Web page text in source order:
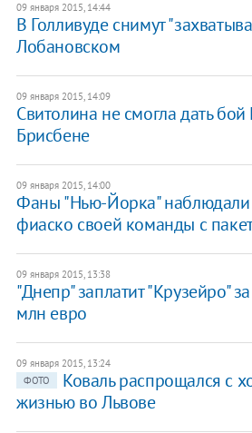
09 января 2015, 14:44
В Голливуде снимут
Лобановском
09 января 2015, 14:09
Свитолина не смогла дать
Брисбене
09 января 2015, 14:00
Фаны "Нью-Йорка"
фиаско своей команды с
09 января 2015, 13:38
"Днепр" заплатит "Крузейро"
млн евро
09 января 2015, 13:24
ФОТО
Коваль распрощался с
жизнью во Львове